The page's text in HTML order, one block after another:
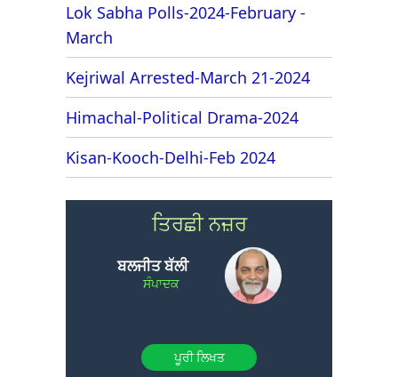
Lok Sabha Polls-2024-February -
March
Kejriwal Arrested-March 21-2024
Himachal-Political Drama-2024
Kisan-Kooch-Delhi-Feb 2024
ਤਿਰਛੀ ਨਜ਼ਰ
ਬਲਜੀਤ ਬੱਲੀ
ਸੰਪਾਦਕ
ਪੂਰੀ ਲਿਖਤ